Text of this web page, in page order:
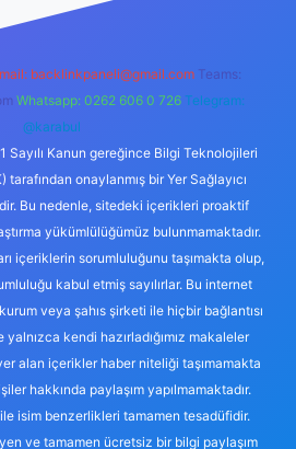
backlinkpaneli@gmail.com Teams:
Whatsapp: 0262 606 0 726 Telegram:
@karabul
Sayılı Kanun gereğince Bilgi Teknolojileri
onaylanmış bir Yer Sağlayıcı
Bu nedenle, sitedeki içerikleri proaktif
yükümlülüğümüz bulunmamaktadır.
içeriklerin sorumluluğunu taşımakta olup,
kabul etmiş sayılırlar. Bu internet
veya şahıs şirketi ile hiçbir bağlantısı
kendi hazırladığımız makaleler
alan içerikler haber niteliği taşımamakta
hakkında paylaşım yapılmamaktadır.
isim benzerlikleri tamamen tesadüfidir.
ve tamamen ücretsiz bir bilgi paylaşım